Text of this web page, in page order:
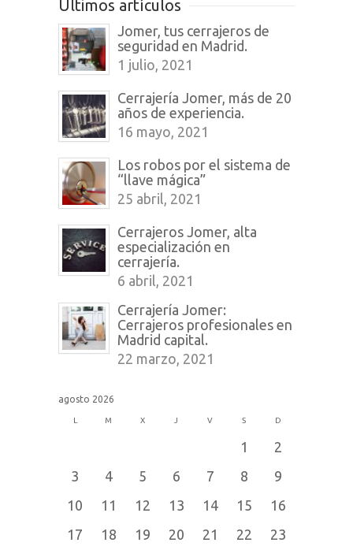
Últimos artículos
Jomer, tus cerrajeros de
seguridad en Madrid.
1 julio, 2021
Cerrajería Jomer, más de 20
años de experiencia.
16 mayo, 2021
Los robos por el sistema de
“llave mágica”
25 abril, 2021
Cerrajeros Jomer, alta
especialización en
cerrajería.
6 abril, 2021
Cerrajería Jomer:
Cerrajeros profesionales en
Madrid capital.
22 marzo, 2021
agosto 2026
L M X J V S D
1
2
3
4 5 6 7 8
9
10
11 12 13 14 15
16
17
18 19 20 21 22 23